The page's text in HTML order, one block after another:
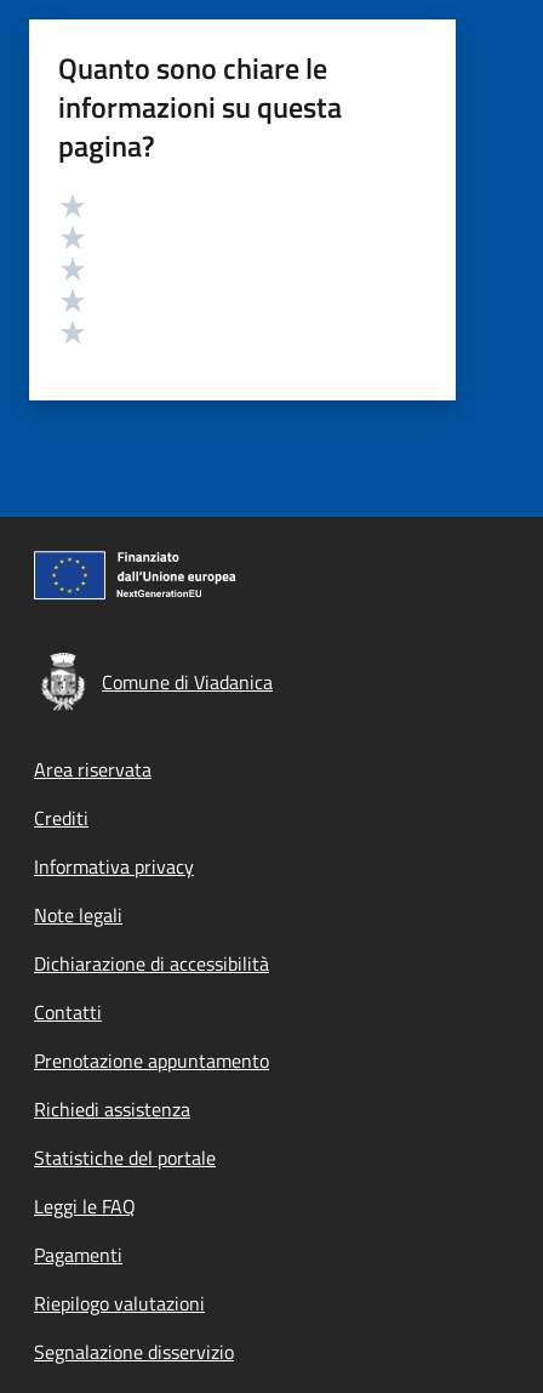
Quanto sono chiare le
informazioni su questa
pagina?
Valutazione
Comune di Viadanica
Footer menu
Area riservata
Crediti
Informativa privacy
Note legali
Dichiarazione di accessibilità
Contatti
Prenotazione appuntamento
Richiedi assistenza
Statistiche del portale
Leggi le FAQ
Pagamenti
Riepilogo valutazioni
Segnalazione disservizio